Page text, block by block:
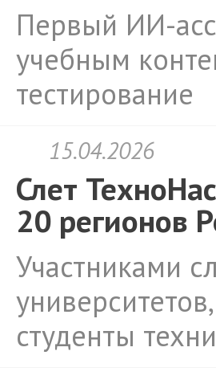
Первый ИИ-
учебным
тестирование
15.04.2026
Слет
20 регионов
Участниками
студенты